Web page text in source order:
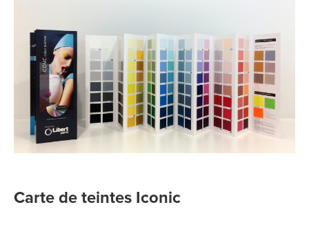
Carte de teintes Iconic